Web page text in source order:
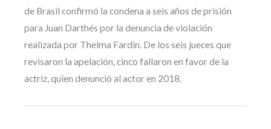
de Brasil confirmó la condena a seis años de prisión
para Juan Darthés por la denuncia de violación
realizada por Thelma Fardin. De los seis jueces que
revisaron la apelación, cinco fallaron en favor de la
actriz, quien denunció al actor en 2018.